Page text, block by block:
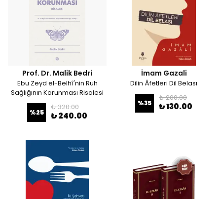
Prof. Dr. Malik Bedri
Ebu Zeyd el-Belhî'nin Ruh
Sağlığının Korunması Risalesi
%25
₺ 320.00
₺ 240.00
İmam Gazali
Dilin Âfetleri Dil Belası
%35
₺ 200.00
₺ 130.00